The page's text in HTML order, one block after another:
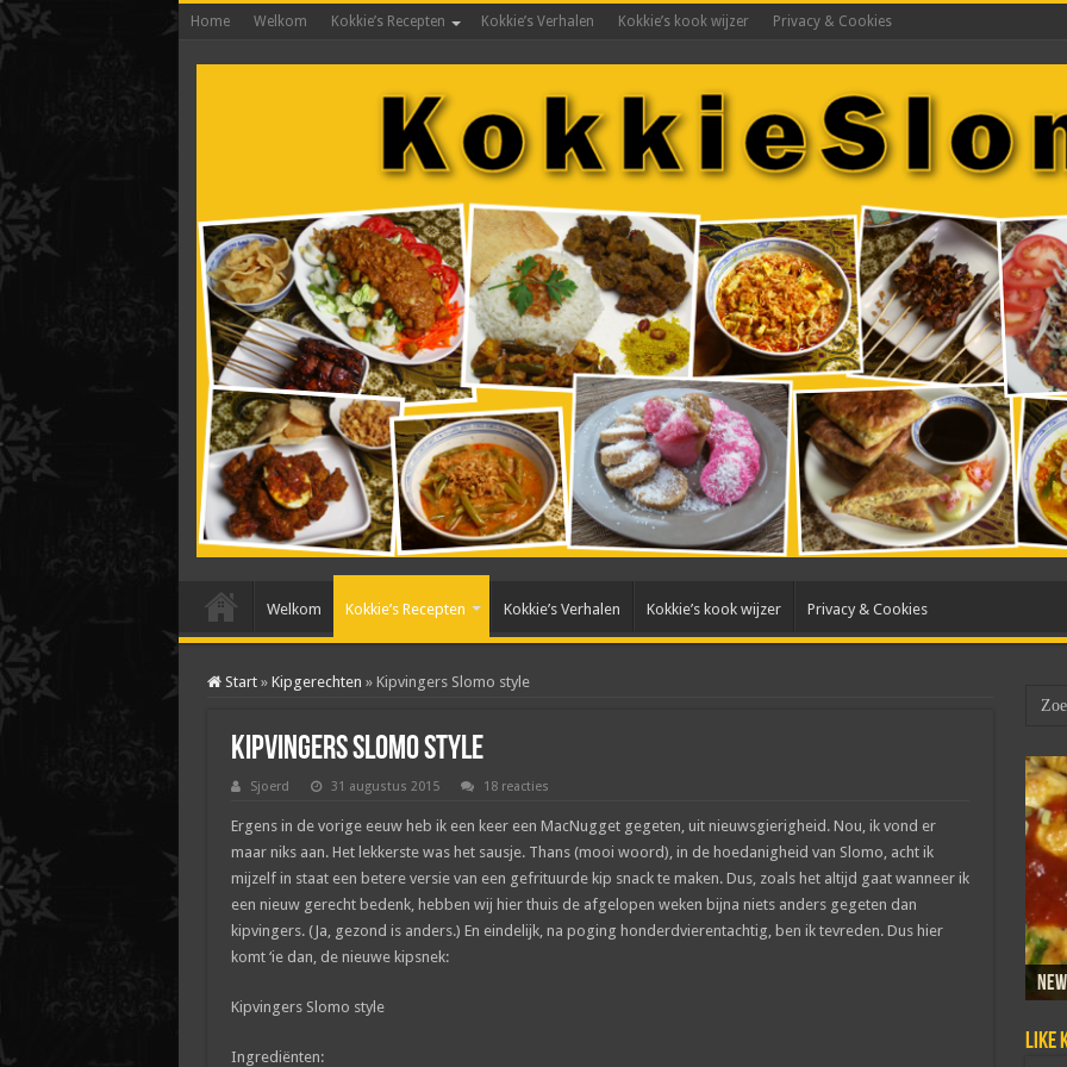
Home Welkom Kokkie’s Recepten Kokkie’s Verhalen Kokkie’s kook wijzer Privacy & Cookies
Welkom Kokkie’s Recepten Kokkie’s Verhalen Kokkie’s kook wijzer Privacy & Cookies
Start » Kipgerechten » Kipvingers Slomo style
Kipvingers Slomo style
Sjoerd 31 augustus 2015 18 reacties
Ergens in de vorige eeuw heb ik een keer een MacNugget gegeten, uit nieuwsgierigheid. Nou, ik vond er
maar niks aan. Het lekkerste was het sausje. Thans (mooi woord), in de hoedanigheid van Slomo, acht ik
mijzelf in staat een betere versie van een gefrituurde kip snack te maken. Dus, zoals het altijd gaat wanneer ik
een nieuw gerecht bedenk, hebben wij hier thuis de afgelopen weken bijna niets anders gegeten dan
kipvingers. (Ja, gezond is anders.) En eindelijk, na poging honderdvierentachtig, ben ik tevreden. Dus hier
komt ‘ie dan, de nieuwe kipsnek:
Kipvingers Slomo style
Ingrediënten:
Like